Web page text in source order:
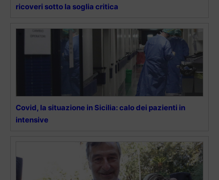
ricoveri sotto la soglia critica
Covid, la situazione in Sicilia: calo dei pazienti in
intensive